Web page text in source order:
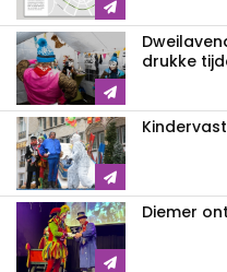
drukke
Diemer